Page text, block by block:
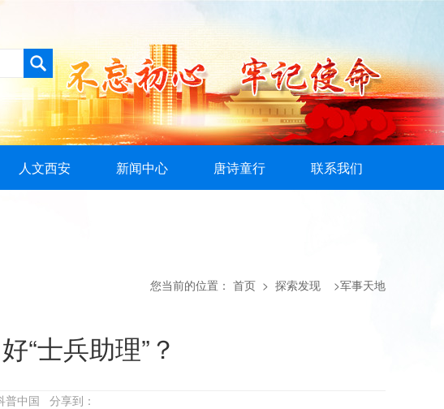
人文西安 新闻中心 唐诗童行 联系我们
您当前的位置： 首页 > 探索发现 >军事天地
“士兵助理”？
中国 分享到：